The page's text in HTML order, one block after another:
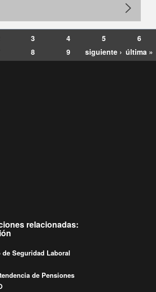
3 4 5
6
8 9 siguiente › última »
relacionadas:
Seguridad Laboral
de Pensiones